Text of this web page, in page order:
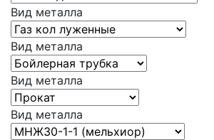
Вид металла
Вид металла
Вид металла
Вид металла